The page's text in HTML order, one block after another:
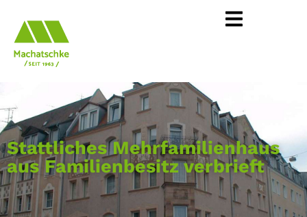
Stattliches Mehrfamilienhaus
aus Familienbesitz verbrieft